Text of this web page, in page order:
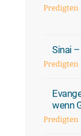
Predigten
Sinai –
Predigten
wenn
Predigten